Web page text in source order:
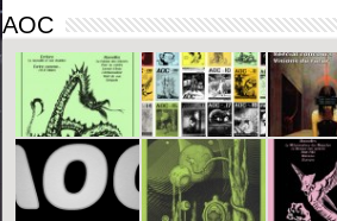
AOC